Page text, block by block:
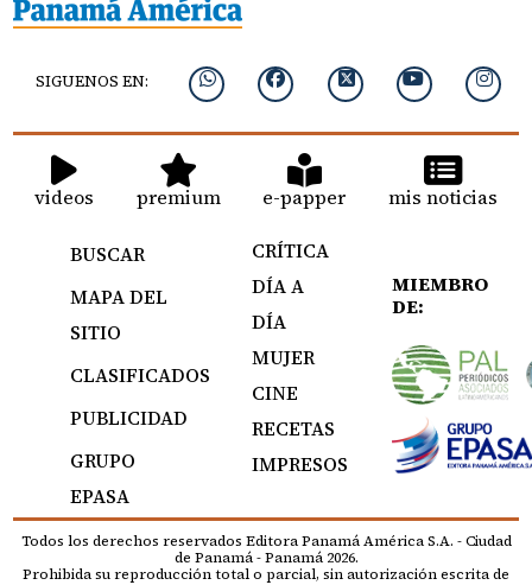
SIGUENOS EN:
videos premium e-papper mis noticias
BUSCAR
MAPA DEL
SITIO
CLASIFICADOS
PUBLICIDAD
GRUPO
EPASA
CRÍTICA
DÍA A
DÍA
MUJER
CINE
RECETAS
IMPRESOS
MIEMBRO
DE:
Todos los derechos reservados Editora Panamá América S.A. - Ciudad
de Panamá - Panamá 2026.
Prohibida su reproducción total o parcial, sin autorización escrita de